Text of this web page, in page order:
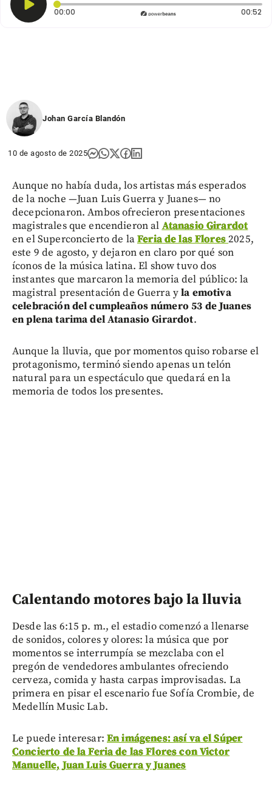
00:00 Tiempo transcurrido: 0 segundos 00:52
Johan García Blandón
10 de agosto de 2025
Aunque no había duda, los artistas más esperados
de la noche —Juan Luis Guerra y Juanes— no
decepcionaron. Ambos ofrecieron presentaciones
magistrales que encendieron al Atanasio Girardot
en el Superconcierto de laFeria de las Flores2025,
este 9 de agosto, y dejaron en claro por qué son
íconos de la música latina. El show tuvo dos
instantes que marcaron la memoria del público: la
magistral presentación de Guerra yla emotiva
celebración del cumpleaños número 53 de Juanes
en plena tarima del Atanasio Girardot.
Aunque la lluvia, que por momentos quiso robarse el
protagonismo, terminó siendo apenas un telón
natural para un espectáculo que quedará en la
memoria de todos los presentes.
Calentando motores bajo la lluvia
Desde las 6:15 p. m., el estadio comenzó a llenarse
de sonidos, colores y olores: la música que por
momentos se interrumpía se mezclaba con el
pregón de vendedores ambulantes ofreciendo
cerveza, comida y hasta carpas improvisadas. La
primera en pisar el escenario fue Sofía Crombie, de
Medellín Music Lab.
Le puede interesar: En imágenes: así va el Súper
Concierto de la Feria de las Flores con Victor
Manuelle, Juan Luis Guerra y Juanes